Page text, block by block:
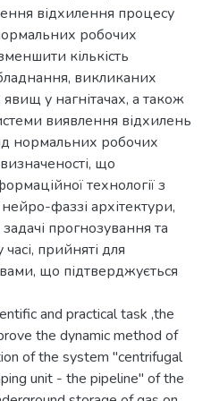
відхилення процесу
робочих
кількість
викликаних
у нагнітачах, а також
виявлення відхилень
нормальних робочих
що
технології з
фаззі архітектури,
прогнозування та
прийняті для
що підтверджується
and practical task ,the
the dynamic method of
of the system "centrifugal
unit - the pipeline" of the